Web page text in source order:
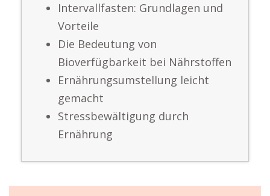
Intervallfasten: Grundlagen und
Vorteile
Die Bedeutung von
Bioverfügbarkeit bei Nährstoffen
Ernährungsumstellung leicht
gemacht
Stressbewältigung durch
Ernährung